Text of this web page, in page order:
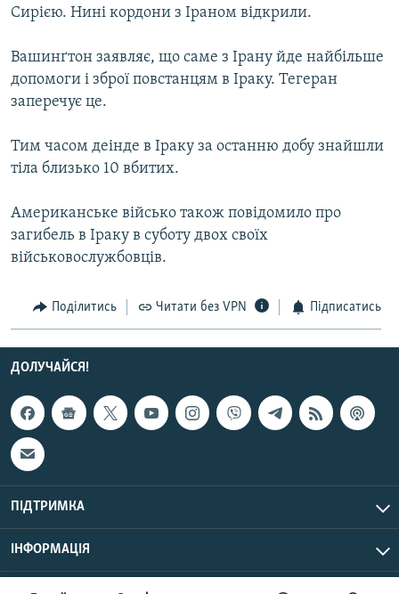
УКР
Усі сайти RFE/RL
Сирією. Нині кордони з Іраном відкрили.
Вашинґтон заявляє, що саме з Ірану йде найбільше
допомоги і зброї повстанцям в Іраку. Тегеран
заперечує це.
Тим часом деінде в Іраку за останню добу знайшли
тіла близько 10 вбитих.
Американське військо також повідомило про
загибель в Іраку в суботу двох своїх
військовослужбовців.
Поділитись Читати без VPN Підписатись
ДОЛУЧАЙСЯ!
ПІДТРИМКА
ІНФОРМАЦІЯ